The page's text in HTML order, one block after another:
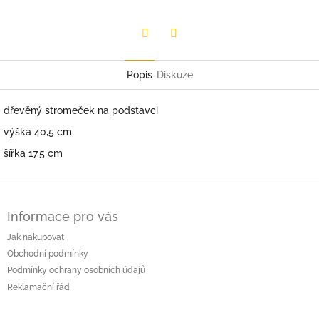
Popis Diskuze
dřevěný stromeček na podstavci
výška 40,5 cm
šířka 17,5 cm
Informace pro vás
Jak nakupovat
Obchodní podmínky
Podmínky ochrany osobních údajů
Reklamační řád